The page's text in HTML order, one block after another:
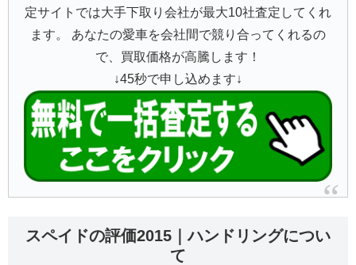
定サイトでは大手下取り会社が最大10社査定してくれ
ます。 あなたの愛車を会社間で競り合ってくれるの
で、買取価格が高騰します！
↓45秒で申し込めます↓
スペイドの評価2015｜ハンドリングについ
て